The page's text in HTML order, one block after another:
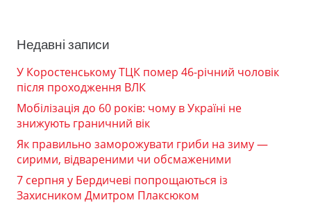
Недавні записи
У Коростенському ТЦК помер 46-річний чоловік
після проходження ВЛК
Мобілізація до 60 років: чому в Україні не
знижують граничний вік
Як правильно заморожувати гриби на зиму —
сирими, відвареними чи обсмаженими
7 серпня у Бердичеві попрощаються із
Захисником Дмитром Плаксюком